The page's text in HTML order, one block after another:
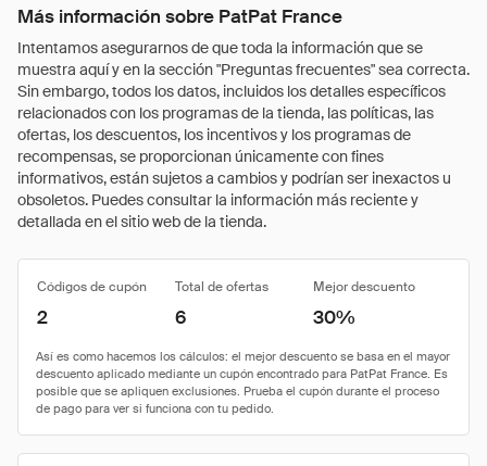
Más información sobre PatPat France
Intentamos asegurarnos de que toda la información que se
muestra aquí y en la sección "Preguntas frecuentes" sea correcta.
Sin embargo, todos los datos, incluidos los detalles específicos
relacionados con los programas de la tienda, las políticas, las
ofertas, los descuentos, los incentivos y los programas de
recompensas, se proporcionan únicamente con fines
informativos, están sujetos a cambios y podrían ser inexactos u
obsoletos. Puedes consultar la información más reciente y
detallada en el sitio web de la tienda.
Códigos de cupón Total de ofertas Mejor descuento
2 6 30%